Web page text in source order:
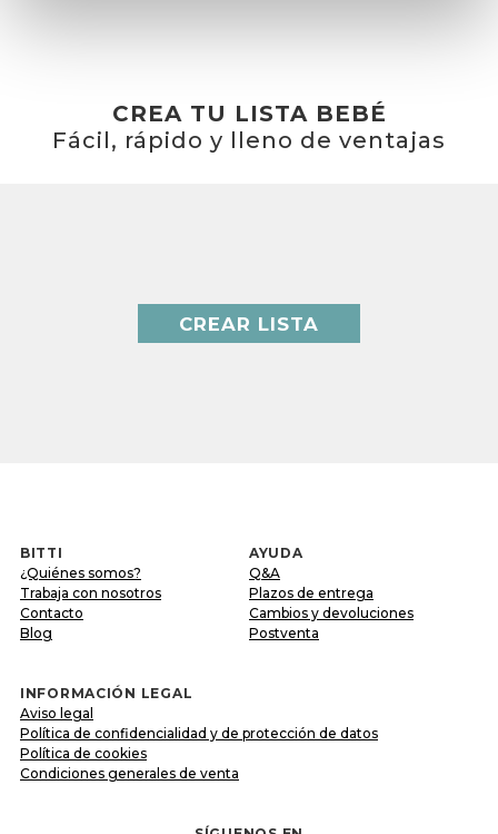
CREA TU LISTA BEBÉ
Fácil, rápido y lleno de ventajas
CREAR LISTA
BITTI
¿Quiénes somos?
Trabaja con nosotros
Contacto
Blog
AYUDA
Q&A
Plazos de entrega
Cambios y devoluciones
Postventa
INFORMACIÓN LEGAL
Aviso legal
Política de confidencialidad y de protección de datos
Política de cookies
Condiciones generales de venta